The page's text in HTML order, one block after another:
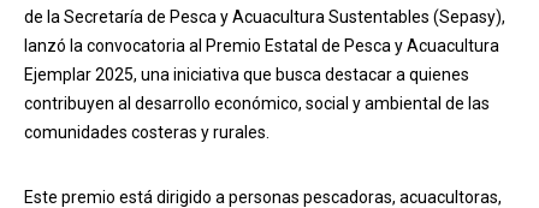
de la Secretaría de Pesca y Acuacultura Sustentables (Sepasy),
lanzó la convocatoria al Premio Estatal de Pesca y Acuacultura
Ejemplar 2025, una iniciativa que busca destacar a quienes
contribuyen al desarrollo económico, social y ambiental de las
comunidades costeras y rurales.
Este premio está dirigido a personas pescadoras, acuacultoras,